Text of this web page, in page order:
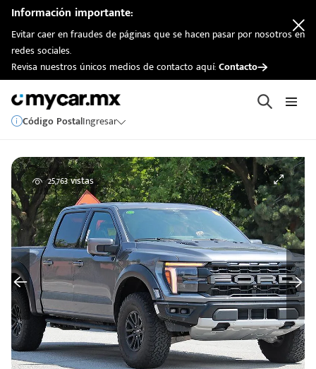
Información importante:
Evitar caer en fraudes de páginas que se hacen pasar por nosotros en
redes sociales.
Revisa nuestros únicos medios de contacto aquí:Contacto
Código PostalIngresar
25,763 vistas